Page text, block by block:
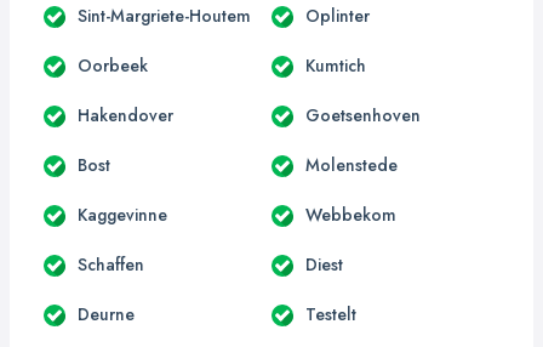
Sint-Margriete-Houtem Oplinter
Oorbeek Kumtich
Hakendover Goetsenhoven
Bost Molenstede
Kaggevinne Webbekom
Schaffen Diest
Deurne Testelt